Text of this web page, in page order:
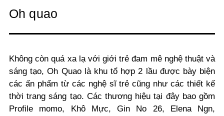
Oh quao
Không còn quá xa lạ với giới trẻ đam mê nghệ thuật và
sáng tạo, Oh Quao là khu tổ hợp 2 lầu được bày biện
các ấn phẩm từ các nghệ sĩ trẻ cũng như các thiết kế
thời trang sáng tạo. Các thương hiệu tại đây bao gồm
Profile momo, Khô Mực, Gin No 26, Elena Ngn,